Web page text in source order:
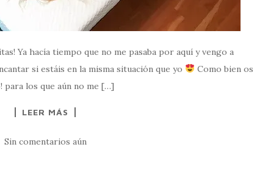
Ya hacía tiempo que no me pasaba por aquí y vengo a
si estáis en la misma situación que yo
Como bien os
los que aún no me […]
LEER MÁS
Sin comentarios aún